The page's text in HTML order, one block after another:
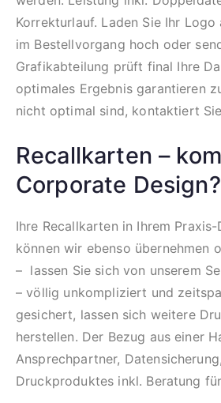
Korrekturlauf. Laden Sie Ihr
im Bestellvorgang hoch oder
Grafikabteilung prüft final Ihre
optimales Ergebnis garantieren
nicht optimal sind, kontaktiert
Recallkarten –
Corporate Design?
Ihre Recallkarten in Ihrem
können wir ebenso übernehmen
– lassen Sie sich von unserem
– völlig unkompliziert und
gesichert, lassen sich weitere
herstellen. Der Bezug aus einer
Ansprechpartner,
Druckproduktes inkl. Beratung